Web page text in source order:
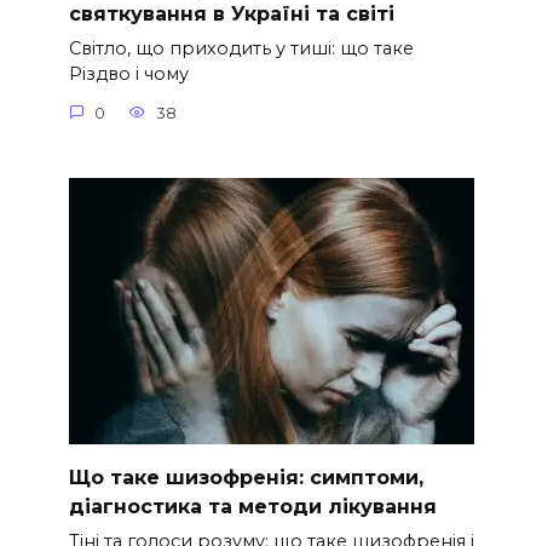
святкування в Україні та світі
Світло, що приходить у тиші: що таке
Різдво і чому
0 38
Що таке шизофренія: симптоми,
діагностика та методи лікування
Тіні та голоси розуму: що таке шизофренія і